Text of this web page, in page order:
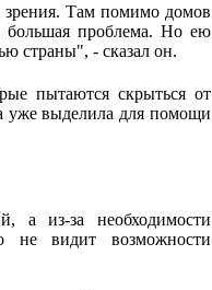
зрения. Там помимо домов
большая проблема. Но ею
страны", - сказал он.
пытаются скрыться от
уже выделила для помощи
а из-за необходимости
не видит возможности